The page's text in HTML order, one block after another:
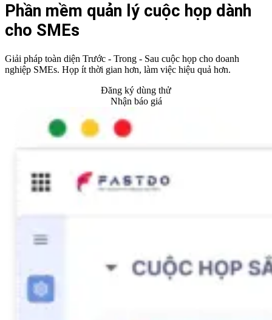
Phần mềm quản lý cuộc họp dành
cho SMEs
Giải pháp toàn diện Trước - Trong - Sau cuộc họp cho doanh
nghiệp SMEs. Họp ít thời gian hơn, làm việc hiệu quả hơn.
Đăng ký dùng thử
Nhận báo giá